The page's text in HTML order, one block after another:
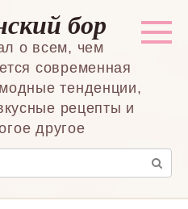
бор
о всем, чем
современная
тенденции,
рецепты и
другое